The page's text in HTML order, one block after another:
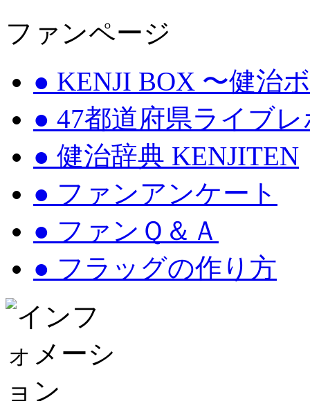
ファンページ
● KENJI BOX 〜健治
● 47都道府県ライブ
● 健治辞典 KENJITEN
● ファンアンケート
● ファンＱ＆Ａ
● フラッグの作り方